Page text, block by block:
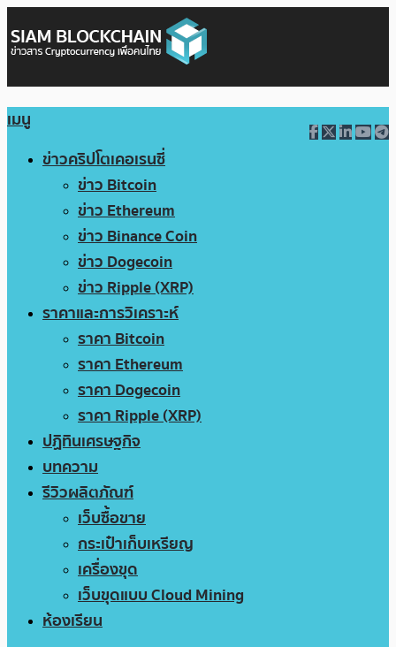
เมนู
ข่าวคริปโตเคอเรนซี่
ข่าว Bitcoin
ข่าว Ethereum
ข่าว Binance Coin
ข่าว Dogecoin
ข่าว Ripple (XRP)
ราคาและการวิเคราะห์
ราคา Bitcoin
ราคา Ethereum
ราคา Dogecoin
ราคา Ripple (XRP)
ปฏิทินเศรษฐกิจ
บทความ
รีวิวผลิตภัณฑ์
เว็บซื้อขาย
กระเป๋าเก็บเหรียญ
เครื่องขุด
เว็บขุดแบบ Cloud Mining
ห้องเรียน